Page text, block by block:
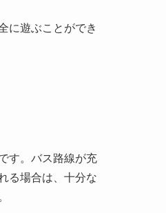
に遊ぶことができ
す。バス路線が充
る場合は、十分な